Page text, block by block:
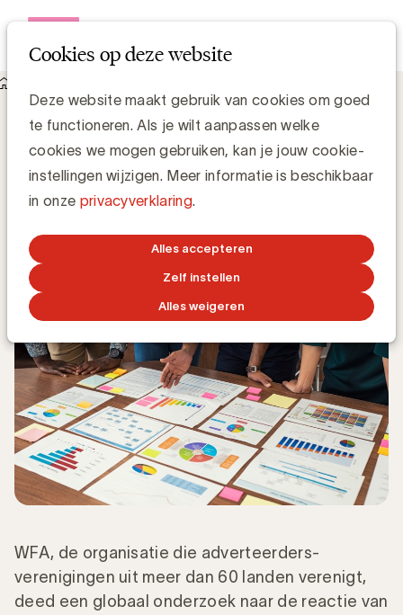
Hoe merken wereldwijd reageren op COVID-19
Hoe merken wereldwijd reageren op
COVID-19
Chris Van Roey
7 APRIL 2020
WFA, de organisatie die adverteerders-
verenigingen uit meer dan 60 landen verenigt,
deed een globaal onderzoek naar de reactie van
Cookies op deze website
Deze website maakt gebruik van cookies om goed
te functioneren. Als je wilt aanpassen welke
cookies we mogen gebruiken, kan je jouw cookie-
instellingen wijzigen. Meer informatie is beschikbaar
in onze privacyverklaring.
Alles accepteren
Zelf instellen
Alles weigeren